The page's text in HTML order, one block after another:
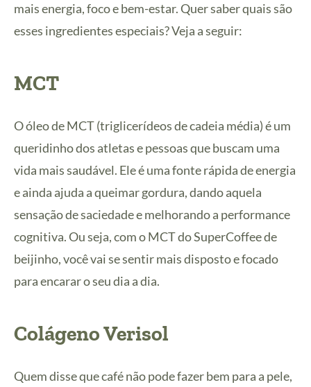
mais energia, foco e bem-estar. Quer saber quais são
esses ingredientes especiais? Veja a seguir:
MCT
O óleo de MCT (triglicerídeos de cadeia média) é um
queridinho dos atletas e pessoas que buscam uma
vida mais saudável. Ele é uma fonte rápida de energia
e ainda ajuda a queimar gordura, dando aquela
sensação de saciedade e melhorando a performance
cognitiva. Ou seja, com o MCT do SuperCoffee de
beijinho, você vai se sentir mais disposto e focado
para encarar o seu dia a dia.
Colágeno Verisol
Quem disse que café não pode fazer bem para a pele,